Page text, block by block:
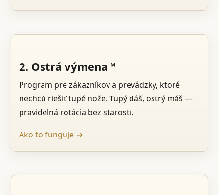
2. Ostrá výmena™
Program pre zákazníkov a prevádzky, ktoré
nechcú riešiť tupé nože. Tupý dáš, ostrý máš —
pravidelná rotácia bez starostí.
Ako to funguje →